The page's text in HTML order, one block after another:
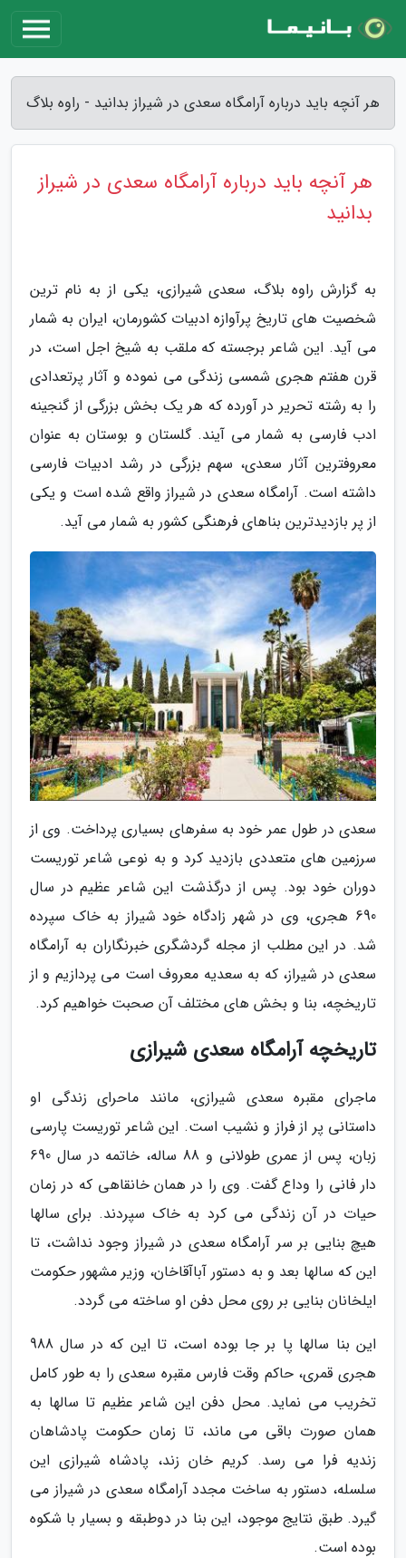
هر آنچه باید درباره آرامگاه سعدی در شیراز بدانید - راوه بلاگ
هر آنچه باید درباره آرامگاه سعدی در شیراز
بدانید
به گزارش راوه بلاگ، سعدی شیرازی، یکی از به نام ترین
شخصیت های تاریخ پرآوازه ادبیات کشورمان، ایران به شمار
می آید. این شاعر برجسته که ملقب به شیخ اجل است، در
قرن هفتم هجری شمسی زندگی می نموده و آثار پرتعدادی
را به رشته تحریر در آورده که هر یک بخش بزرگی از گنجینه
ادب فارسی به شمار می آیند. گلستان و بوستان به عنوان
معروفترین آثار سعدی، سهم بزرگی در رشد ادبیات فارسی
داشته است. آرامگاه سعدی در شیراز واقع شده است و یکی
از پر بازدیدترین بناهای فرهنگی کشور به شمار می آید.
سعدی در طول عمر خود به سفرهای بسیاری پرداخت. وی از
سرزمین های متعددی بازدید کرد و به نوعی شاعر توریست
دوران خود بود. پس از درگذشت این شاعر عظیم در سال
690 هجری، وی در شهر زادگاه خود شیراز به خاک سپرده
شد. در این مطلب از مجله گردشگری خبرنگاران به آرامگاه
سعدی در شیراز، که به سعدیه معروف است می پردازیم و از
تاریخچه، بنا و بخش های مختلف آن صحبت خواهیم کرد.
تاریخچه آرامگاه سعدی شیرازی
ماجرای مقبره سعدی شیرازی، مانند ماحرای زندگی او
داستانی پر از فراز و نشیب است. این شاعر توریست پارسی
زبان، پس از عمری طولانی و 88 ساله، خاتمه در سال 690
دار فانی را وداع گفت. وی را در همان خانقاهی که در زمان
حیات در آن زندگی می کرد به خاک سپردند. برای سالها
هیچ بنایی بر سر آرامگاه سعدی در شیراز وجود نداشت، تا
این که سالها بعد و به دستور آباآقاخان، وزیر مشهور حکومت
ایلخانان بنایی بر روی محل دفن او ساخته می گردد.
این بنا سالها پا بر جا بوده است، تا این که در سال 988
هجری قمری، حاکم وقت فارس مقبره سعدی را به طور کامل
تخریب می نماید. محل دفن این شاعر عظیم تا سالها به
همان صورت باقی می ماند، تا زمان حکومت پادشاهان
زندیه فرا می رسد. کریم خان زند، پادشاه شیرازی این
سلسله، دستور به ساخت مجدد آرامگاه سعدی در شیراز می
گیرد. طبق نتایج موجود، این بنا در دوطبقه و بسیار با شکوه
بوده است.